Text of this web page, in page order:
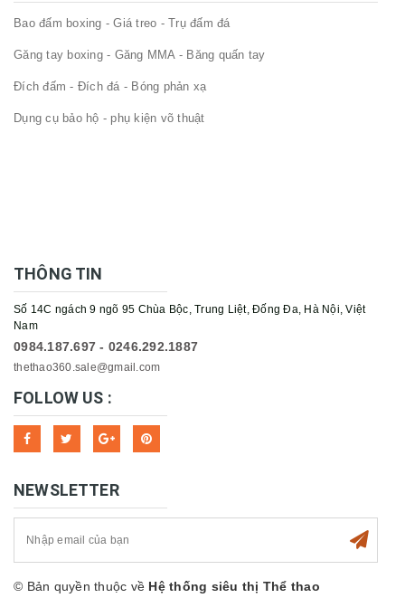
Bao đấm boxing - Giá treo - Trụ đấm đá
Găng tay boxing - Găng MMA - Băng quấn tay
Đích đấm - Đích đá - Bóng phản xạ
Dụng cụ bảo hộ - phụ kiện võ thuật
THÔNG TIN
Số 14C ngách 9 ngõ 95 Chùa Bộc, Trung Liệt, Đống Đa, Hà Nội, Việt
Nam
0984.187.697 - 0246.292.1887
thethao360.sale@gmail.com
FOLLOW US :
NEWSLETTER
© Bản quyền thuộc về Hệ thống siêu thị Thể thao